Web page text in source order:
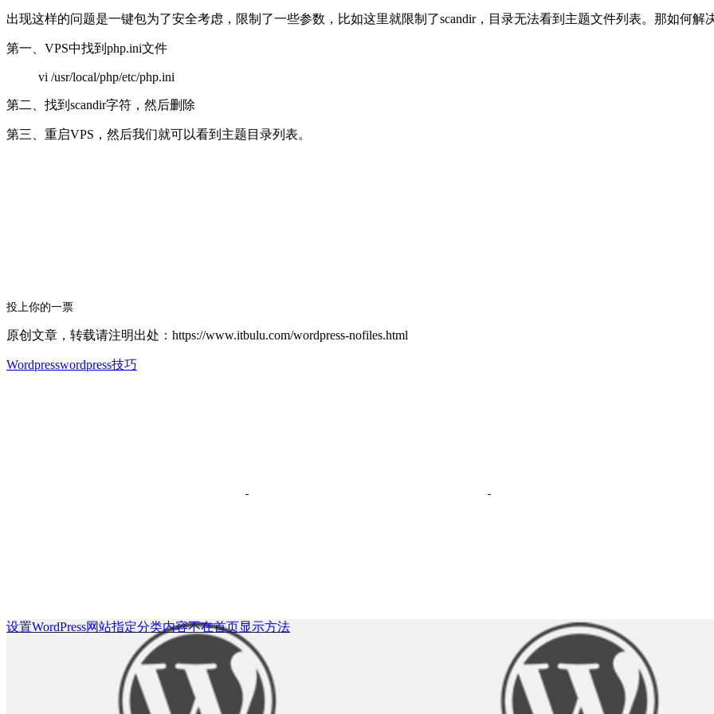
出现这样的问题是一键包为了安全考虑，限制了一些参数，比如这里就限制了scandir，目录无法看到主题文件列表。那如何解
第一、VPS中找到php.ini文件
vi /usr/local/php/etc/php.ini
第二、找到scandir字符，然后删除
第三、重启VPS，然后我们就可以看到主题目录列表。
投上你的一票
原创文章，转载请注明出处：https://www.itbulu.com/wordpress-nofiles.html
Wordpresswordpress技巧
设置WordPress网站指定分类内容不在首页显示方法